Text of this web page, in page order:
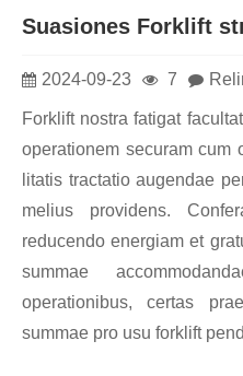
Suasiones Forklift
2024-09-23 7
Forklift nostra fatigat
operationem securam cum
litatis tractatio augendae
melius providens.
reducendo energiam et
summae
operationibus, certas
summae pro usu forklift